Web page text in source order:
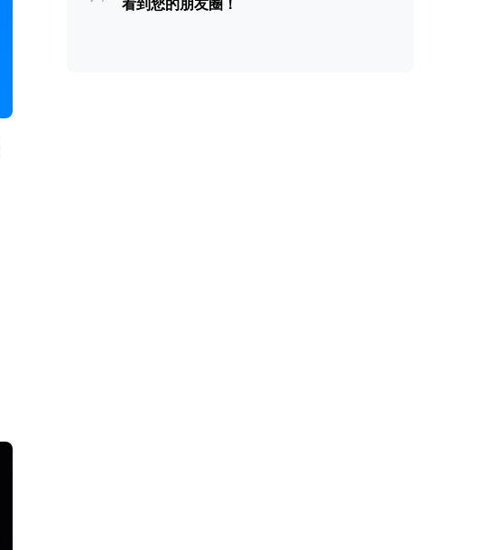
看到您的朋友圈！